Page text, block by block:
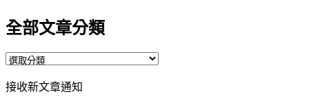
全部文章分類
全
文
接收新文章通知